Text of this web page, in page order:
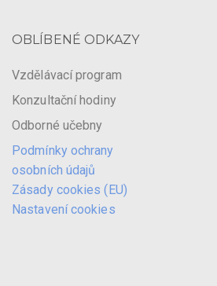
OBLÍBENÉ ODKAZY
Vzdělávací program
Konzultační hodiny
Odborné učebny
Podmínky ochrany
osobních údajů
Zásady cookies (EU)
Nastavení cookies